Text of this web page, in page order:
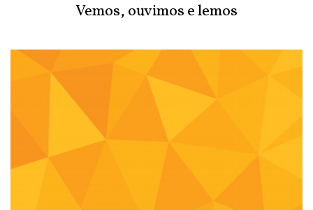
Vemos, ouvimos e lemos